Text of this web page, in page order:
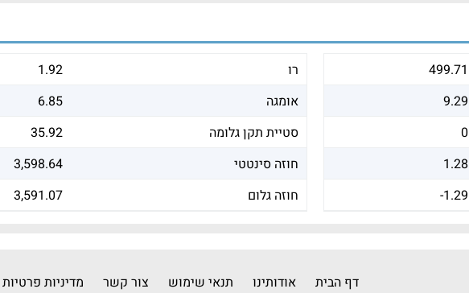
499.71
9.29
0
1.28
-1.29
רו
1.92
אומגה
6.85
סטיית תקן גלומה
35.92
חוזה סינטטי
3,598.64
חוזה גלום
3,591.07
דף הבית אודותינו תנאי שימוש צור קשר מדיניות פרטיות